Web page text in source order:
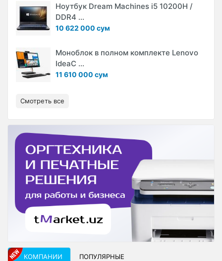
Ноутбук Dream Machines i5 10200H /
DDR4 ...
10 622 000 сум
Моноблок в полном комплекте Lenovo
IdeaC ...
11 610 000 сум
Смотреть все
КОМПАНИИ ПОПУЛЯРНЫЕ